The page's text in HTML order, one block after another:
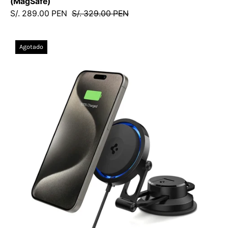
10
S/. 289.00 PEN S/. 329.00 PEN
auto
Spigen
OneTap
Pro
CryoMax
(MagSafe)
ITS35WC
Agotado